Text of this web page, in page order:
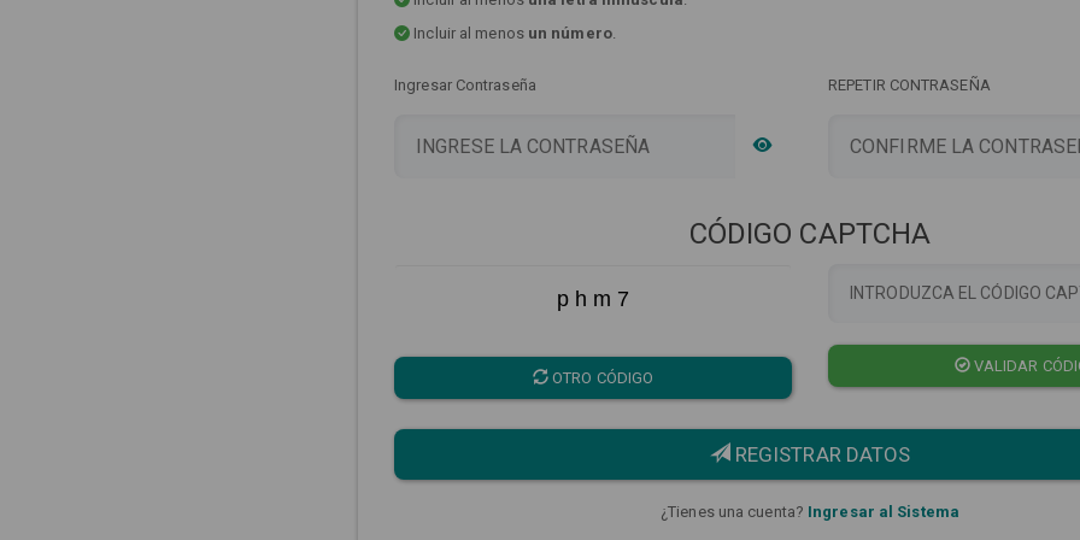
Incluir al menos un número.
Ingresar Contraseña REPETIR CONTRASEÑA
CÓDIGO CAPTCHA
p h m 7
OTRO CÓDIGO
VALIDAR
REGISTRAR DATOS
¿Tienes una cuenta? Ingresar al Sistema